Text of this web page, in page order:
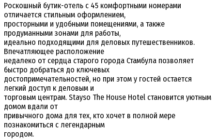
Роскошный бутик-отель с 45 комфортными номерами
отличается стильным оформлением,
просторными и удобными помещениями, а также
продуманными зонами для работы,
идеально подходящими для деловых путешественников.
Впечатляющее расположение
недалеко от сердца старого города Стамбула позволяет
быстро добраться до ключевых
достопримечательностей, но при этом у гостей остается
легкий доступ к деловым и
торговым центрам. Stayso The House Hotel становится уютным
домом вдали от
привычного дома для тех, кто хочет в полной мере
познакомиться с легендарным
городом.